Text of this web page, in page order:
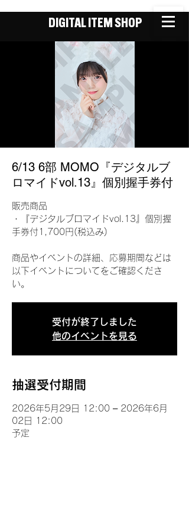
DIGITAL ITEM SHOP
6/13 6部 MOMO『デジタルブ
ロマイドvol.13』個別握手券付
販売商品
・『デジタルブロマイドvol.13』個別握
手券付1,700円(税込み)
商品やイベントの詳細、応募期間などは
以下イベントについてをご確認くださ
い。
受付が終了しました
他のイベントを見る
抽選受付期間
2026年5月29日 12:00 – 2026年6月
02日 12:00
予定